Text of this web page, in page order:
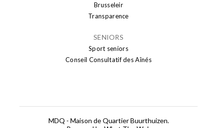
Brusseleir
Transparence
SENIORS
Sport seniors
Conseil Consultatif des Aînés
MDQ - Maison de Quartier Buurthuizen.